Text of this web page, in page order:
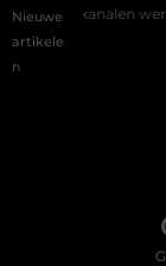
Nieuwe
artikele
n
werken het beste